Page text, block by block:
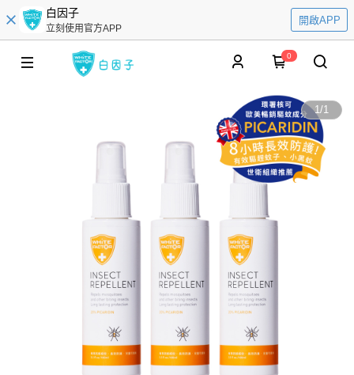
白因子
立刻使用官方APP
開啟APP
0
1/1